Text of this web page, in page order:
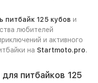
питбайк 125 кубов и
любителей
и активного
на Startmoto.pro.
питбайков 125